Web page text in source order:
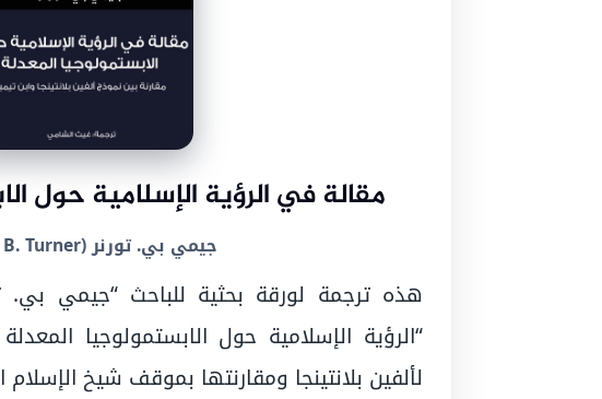
مقالة في الرؤية الإسلامية حول
جيمي بي. تورنر (Jamie B. Turner)
لألفين بلانتينجا ومقارنتها بموقف شيخ